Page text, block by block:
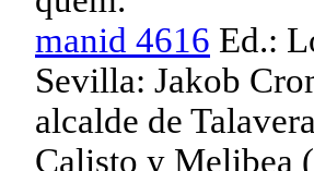
manid 4616 Ed.:
Sevilla: Jakob
alcalde de
Calisto y Melibea